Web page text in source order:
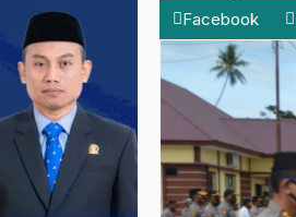
Facebook